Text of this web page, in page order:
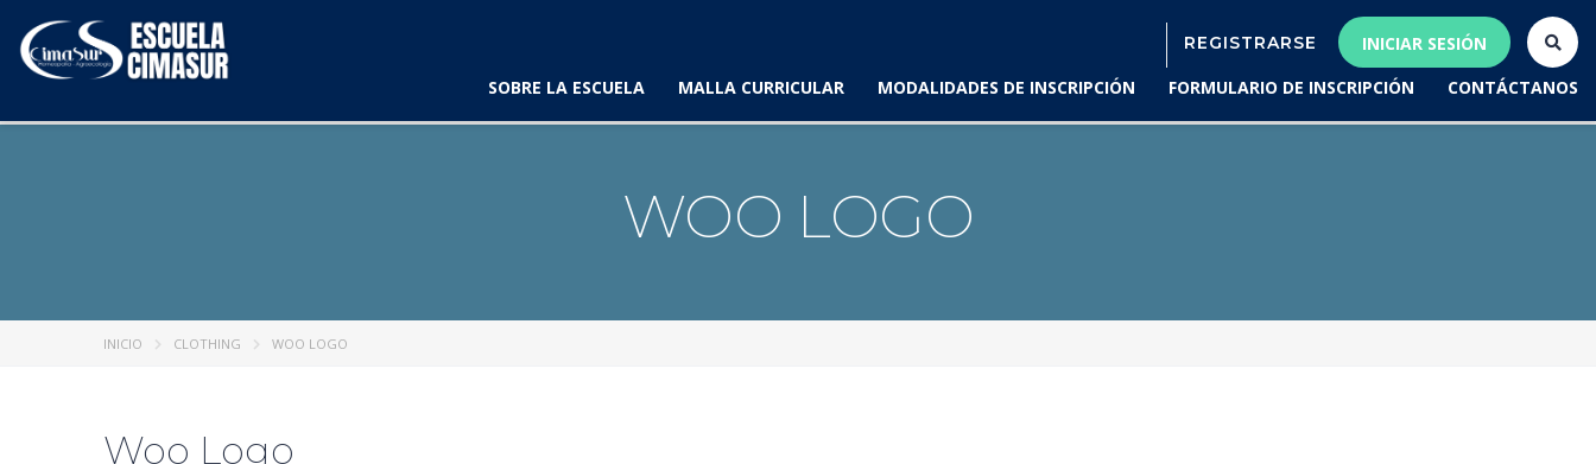
REGISTRARSE
INICIAR SESIÓN
SOBRE LA ESCUELA
MALLA CURRICULAR MODALIDADES DE INSCRIPCIÓN FORMULARIO DE INSCRIPCIÓN CONTÁCTANOS
WOO LOGO
INICIO CLOTHING WOO LOGO
Woo Logo